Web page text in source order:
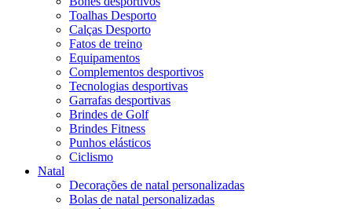
Toalhas Desporto
Calças Desporto
Fatos de treino
Equipamentos
Complementos desportivos
Tecnologias desportivas
Garrafas desportivas
Brindes de Golf
Brindes Fitness
Punhos elásticos
Ciclismo
Natal
Decorações de natal personalizadas
Bolas de natal personalizadas